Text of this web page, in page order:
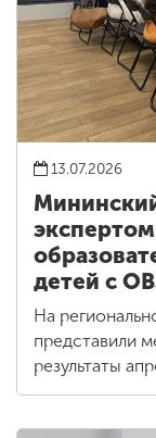
13.07.2026
детей с
На
представили
результаты